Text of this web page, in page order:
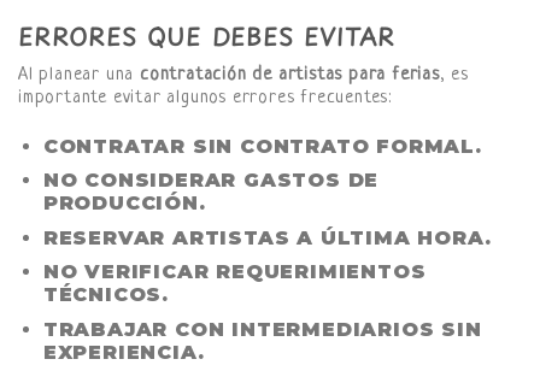
ERRORES QUE DEBES EVITAR
Al planear una contratación de artistas para ferias, es
importante evitar algunos errores frecuentes:
CONTRATAR SIN CONTRATO FORMAL.
NO CONSIDERAR GASTOS DE
PRODUCCIÓN.
RESERVAR ARTISTAS A ÚLTIMA HORA.
NO VERIFICAR REQUERIMIENTOS
TÉCNICOS.
TRABAJAR CON INTERMEDIARIOS SIN
EXPERIENCIA.